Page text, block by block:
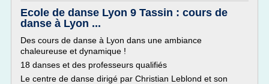
Ecole de danse Lyon 9 Tassin : cours de
danse à Lyon ...
Des cours de danse à Lyon dans une ambiance
chaleureuse et dynamique !
18 danses et des professeurs qualifiés
Le centre de danse dirigé par Christian Leblond et son